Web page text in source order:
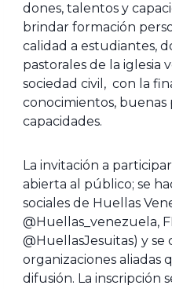
dones, talentos y
brindar formación
calidad a estudiantes,
pastorales de la iglesia
sociedad civil, con la
conocimientos,
capacidades.
La invitación a
abierta al público; se
sociales de Huellas
@Huellas_venezuela,
@HuellasJesuitas) y
organizaciones aliadas
difusión. La inscripción